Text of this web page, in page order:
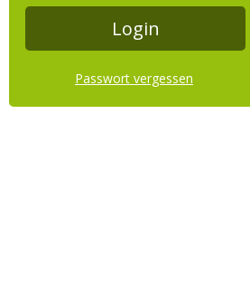
Passwort vergessen